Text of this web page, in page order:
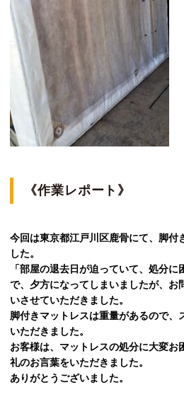
《作業レポート》
今回は東京都江戸川区鹿骨にて、脚付
した。
「部屋の退去日が迫っていて、処分
で、夕方になってしまいましたが、お
いさせていただきました。
脚付きマットレスは重量があるので、
いただきました。
お客様は、マットレスの処分に大変お
礼のお言葉をいただきました。
ありがとうございました。